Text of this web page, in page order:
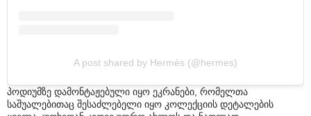
A post shared by Hermès (@hermes)
პოდიუმზე დამონტაჟებული იყო ეკრანები, რომელთა
საშუალებითაც შესაძლებელი იყო კოლექციის დეტალების